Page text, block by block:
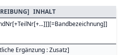
] INHALT
]
Ergänzung : Zusatz]